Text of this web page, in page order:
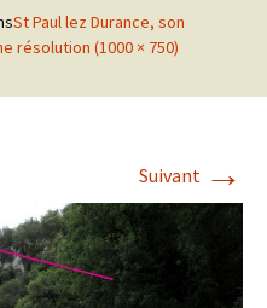
St Paul lez Durance, son
résolution (1000 × 750)
Suivant →